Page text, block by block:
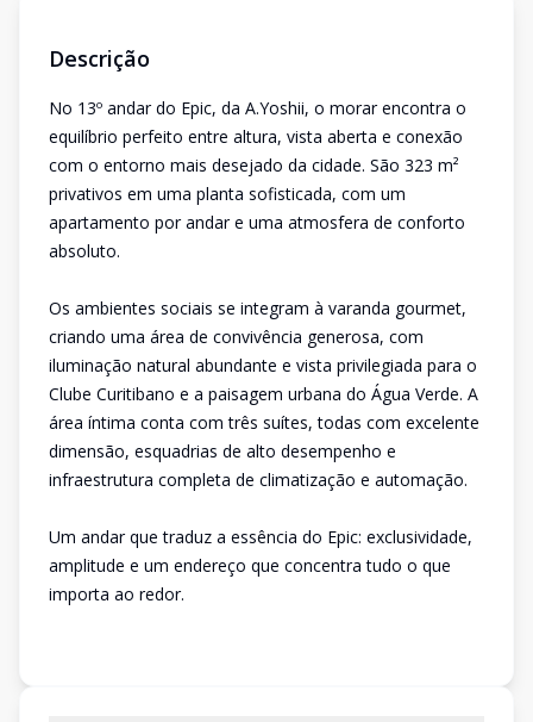
Descrição
No 13º andar do Epic, da A.Yoshii, o morar encontra o
equilíbrio perfeito entre altura, vista aberta e conexão
com o entorno mais desejado da cidade. São 323 m²
privativos em uma planta sofisticada, com um
apartamento por andar e uma atmosfera de conforto
absoluto.
Os ambientes sociais se integram à varanda gourmet,
criando uma área de convivência generosa, com
iluminação natural abundante e vista privilegiada para o
Clube Curitibano e a paisagem urbana do Água Verde. A
área íntima conta com três suítes, todas com excelente
dimensão, esquadrias de alto desempenho e
infraestrutura completa de climatização e automação.
Um andar que traduz a essência do Epic: exclusividade,
amplitude e um endereço que concentra tudo o que
importa ao redor.